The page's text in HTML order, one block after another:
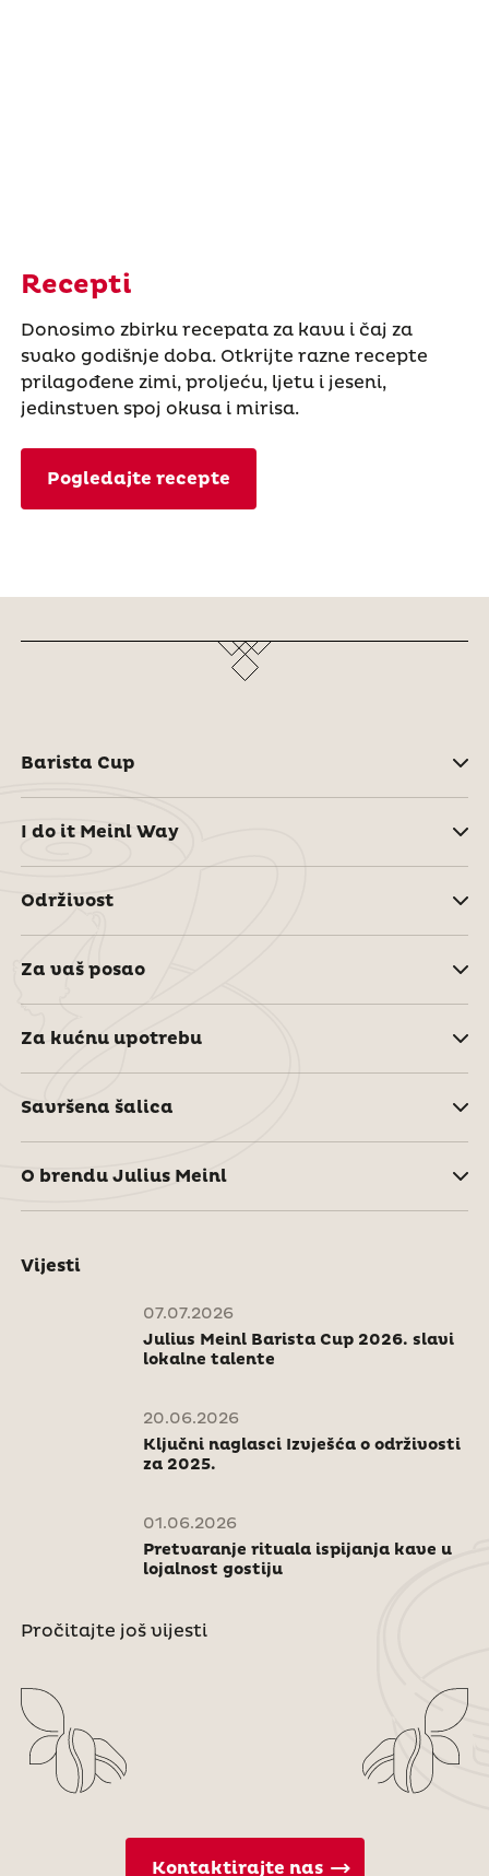
Recepti
Donosimo zbirku recepata za kavu i čaj za
svako godišnje doba. Otkrijte razne recepte
prilagođene zimi, proljeću, ljetu i jeseni,
jedinstven spoj okusa i mirisa.
Pogledajte recepte
Barista Cup
I do it Meinl Way
Održivost
Za vaš posao
Za kućnu upotrebu
Savršena šalica
O brendu Julius Meinl
Vijesti
07.07.2026
Julius Meinl Barista Cup 2026. slavi
lokalne talente
20.06.2026
Ključni naglasci Izvješća o održivosti
za 2025.
01.06.2026
Pretvaranje rituala ispijanja kave u
lojalnost gostiju
Pročitajte još vijesti
Kontaktirajte nas